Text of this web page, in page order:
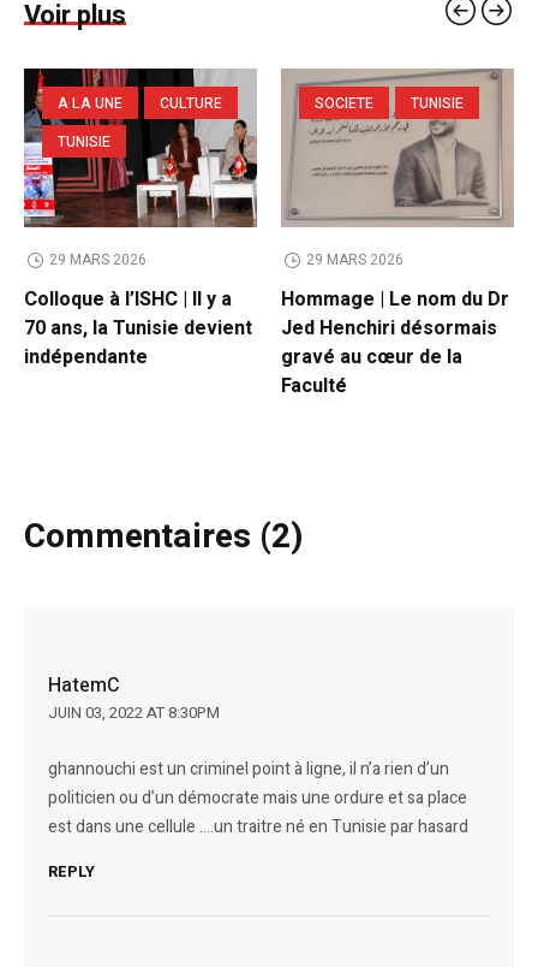
Voir plus
A LA UNE
CULTURE
TUNISIE
29 MARS 2026
Colloque à l’ISHC | Il y a
70 ans, la Tunisie devient
indépendante
SOCIETE TUNISIE
29 MARS 2026
Hommage | Le nom du Dr
Jed Henchiri désormais
gravé au cœur de la
Faculté
Commentaires (2)
HatemC
JUIN 03, 2022 AT 8:30PM
ghannouchi est un criminel point à ligne, il n’a rien d’un
politicien ou d’un démocrate mais une ordure et sa place
est dans une cellule ….un traitre né en Tunisie par hasard
REPLY